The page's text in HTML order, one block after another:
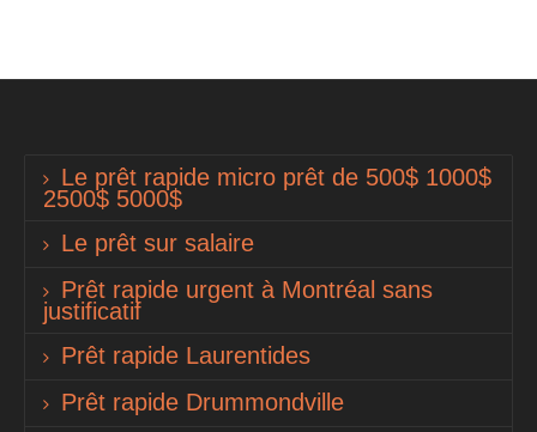
Le prêt rapide micro prêt de 500$ 1000$
2500$ 5000$
Le prêt sur salaire
Prêt rapide urgent à Montréal sans
justificatif
Prêt rapide Laurentides
Prêt rapide Drummondville